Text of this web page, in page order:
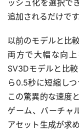
ッシュ化を選択で
追加されるだけです
以前のモデルと比
両方で大幅な向
SV3Dモデルと比
ら0.5秒に短縮し
この驚異的な速度
ゲーム、バーチャ
アセット生成が求